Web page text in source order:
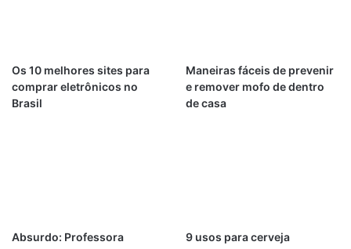
Os 10 melhores sites para
comprar eletrônicos no
Brasil
Maneiras fáceis de prevenir
e remover mofo de dentro
de casa
Absurdo: Professora
9 usos para cerveja